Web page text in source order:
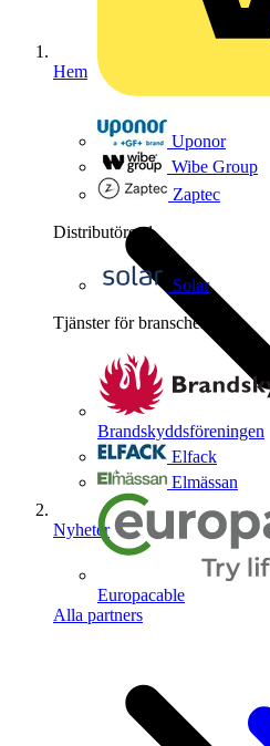
Uponor
Wibe Group
Zaptec
Distributörer 1
Solar
Tjänster för branschen
Brandskyddsföreningen
Elfack
Elmässan
Europacable
Alla partners
Hem
Nyheter